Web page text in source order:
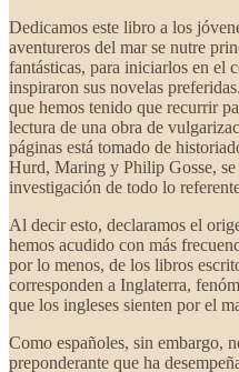
Dedicamos este libro a los
aventureros del mar se nutre
fantásticas, para iniciarlos en el
inspiraron sus novelas
que hemos tenido que recurrir
lectura de una obra de
páginas está tomado de
Hurd, Maring y Philip Gosse, se
investigación de todo lo
Al decir esto, declaramos el
hemos acudido con más
por lo menos, de los libros
corresponden a Inglaterra,
que los ingleses sienten por el
Como españoles, sin embargo,
preponderante que ha